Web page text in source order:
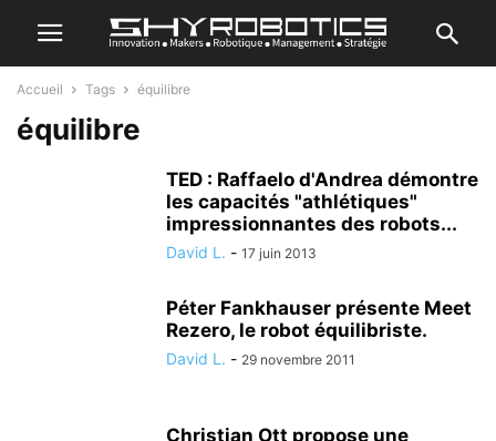
Accueil Tags équilibre
équilibre
TED : Raffaelo d'Andrea démontre
les capacités "athlétiques"
impressionnantes des robots...
David L. - 17 juin 2013
Péter Fankhauser présente Meet
Rezero, le robot équilibriste.
David L. - 29 novembre 2011
Christian Ott propose une